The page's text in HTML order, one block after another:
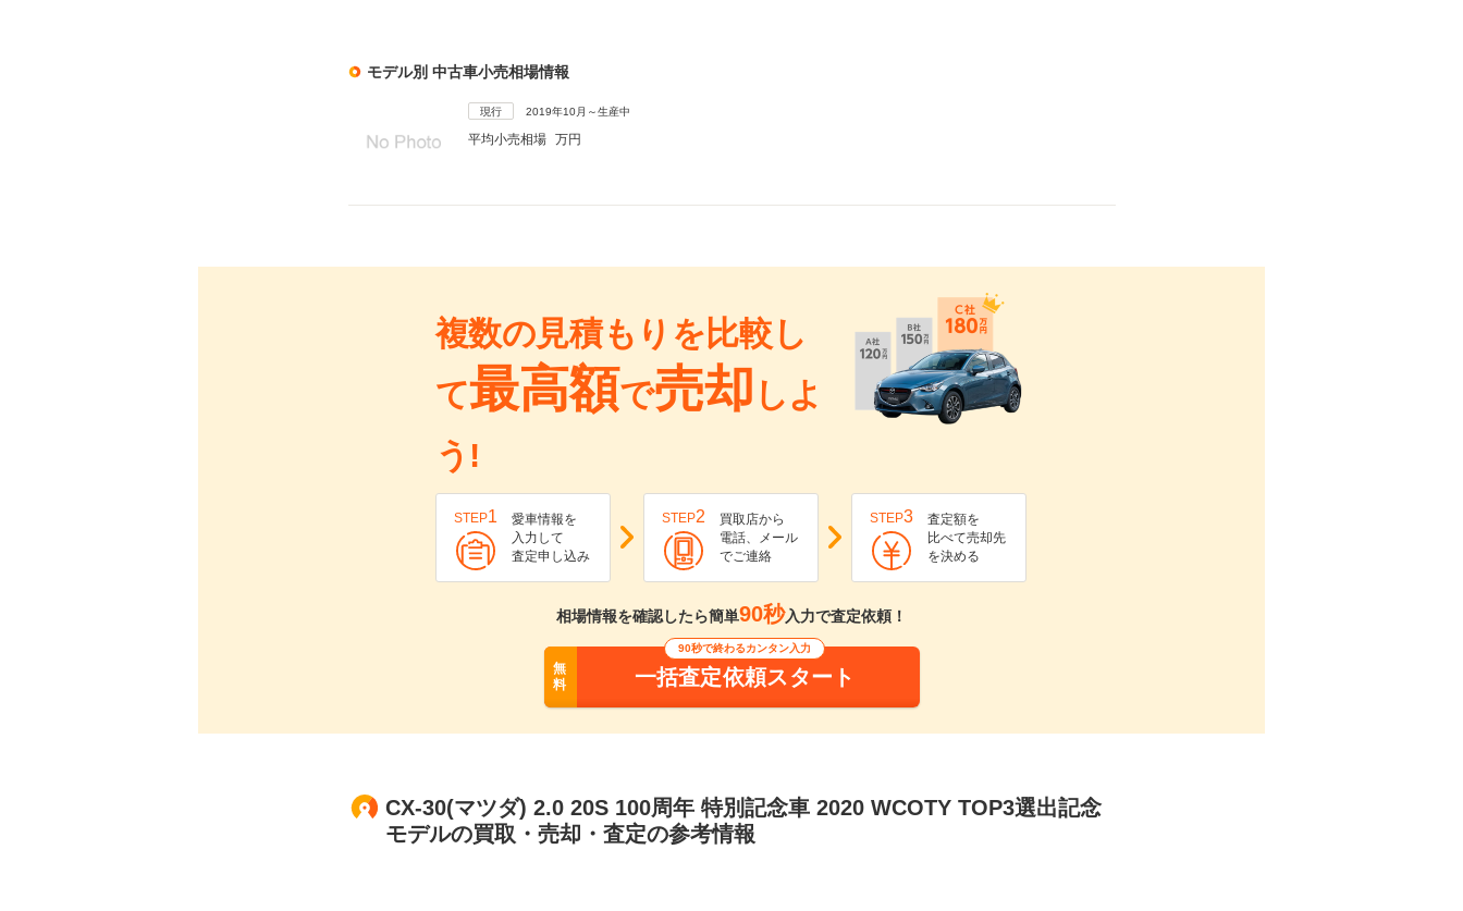
モデル別 中古車小売相場情報
現行 2019年10月～生産中
平均小売相場 万円
複数の見積もりを比較し
て最高額で売却 しよ
う!
STEP1
愛車情報を
入力して
査定申し込み
STEP2
買取店から
電話、メール
でご連絡
STEP3
査定額を
比べて売却先
を決める
相場情報を確認したら簡単90秒入力で査定依頼！
無
料
90秒で終わるカンタン入力
一括査定依頼スタート
CX-30(マツダ) 2.0 20S 100周年 特別記念車 2020 WCOTY TOP3選出記念
モデルの買取・売却・査定の参考情報